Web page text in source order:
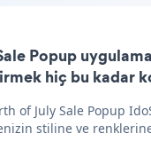
Popup
hiç bu kadar
of July Sale Popup
stiline ve